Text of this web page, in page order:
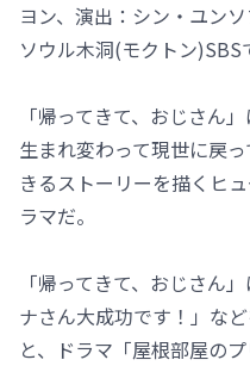
ヨン、演出：シン・ユン
ソウル木洞(モクトン)SBS
「帰ってきて、おじさん
生まれ変わって現世に戻
きるストーリーを描くヒ
ラマだ。
「帰ってきて、おじさん
ナさん大成功です！」な
と、ドラマ「屋根部屋の